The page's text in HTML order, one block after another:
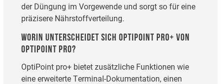
der Düngung im Vorgewende und sorgt so für eine
präzisere Nährstoffverteilung.
WORIN UNTERSCHEIDET SICH OPTIPOINT PRO+ VON
OPTIPOINT PRO?
OptiPoint pro+ bietet zusätzliche Funktionen wie
eine erweiterte Terminal-Dokumentation, einen